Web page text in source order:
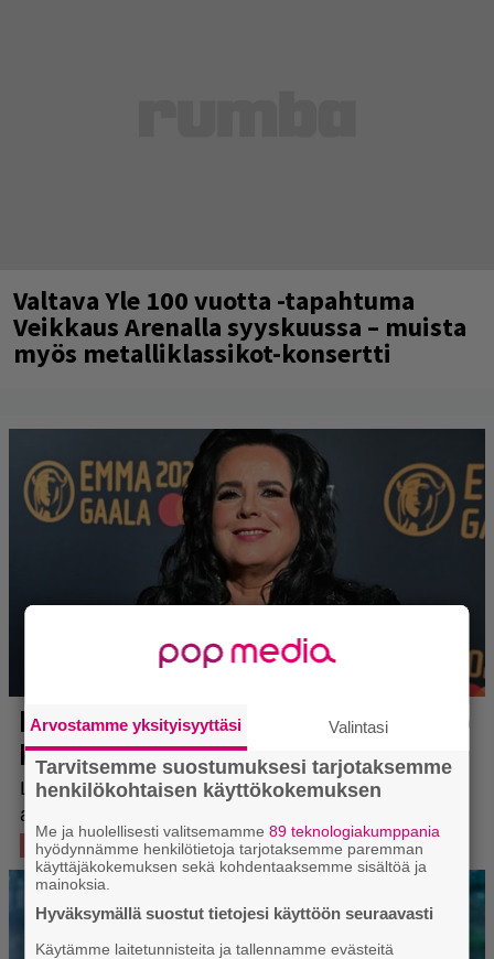
Valtava Yle 100 vuotta -tapahtuma
Veikkaus Arenalla syyskuussa – muista
myös metalliklassikot-konsertti
Arvostamme yksityisyyttäsi Valintasi
Tarvitsemme suostumuksesi tarjotaksemme
henkilökohtaisen käyttökokemuksen
Me ja huolellisesti valitsemamme89 teknologiakumppania
hyödynnämme henkilötietoja tarjotaksemme paremman
käyttäjäkokemuksen sekä kohdentaaksemme sisältöä ja
mainoksia.
Hyväksymällä suostut tietojesi käyttöön seuraavasti
Käytämme laitetunnisteita ja tallennamme evästeitä